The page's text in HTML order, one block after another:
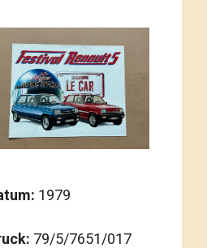
1979
79/5/7651/017